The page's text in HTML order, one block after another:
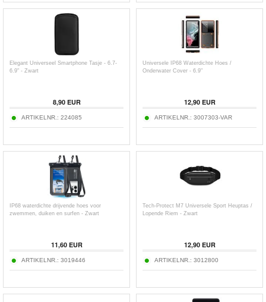
Elegant Universeel Smartphone Tasje - 6.7-
6.9" - Zwart
8,90EUR
ARTIKELNR.: 224085
Universele IP68 Waterdichte Hoes /
Onderwater Cover - 6.9"
12,90EUR
ARTIKELNR.: 3007303-VAR
IP68 waterdichte drijvende hoes voor
zwemmen, duiken en surfen - Zwart
11,60EUR
ARTIKELNR.: 3019446
Tech-Protect M7 Universele Sport Heuptas /
Lopende Riem - Zwart
12,90EUR
ARTIKELNR.: 3012800